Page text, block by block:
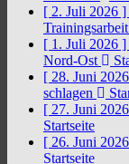
[ 2. Juli 2026 ]
[ 1. Juli 2026 ]
Nord-Ost
[ 28. Juni
schlagen
[ 27. Juni
Startseite
[ 26. Juni
Startseite